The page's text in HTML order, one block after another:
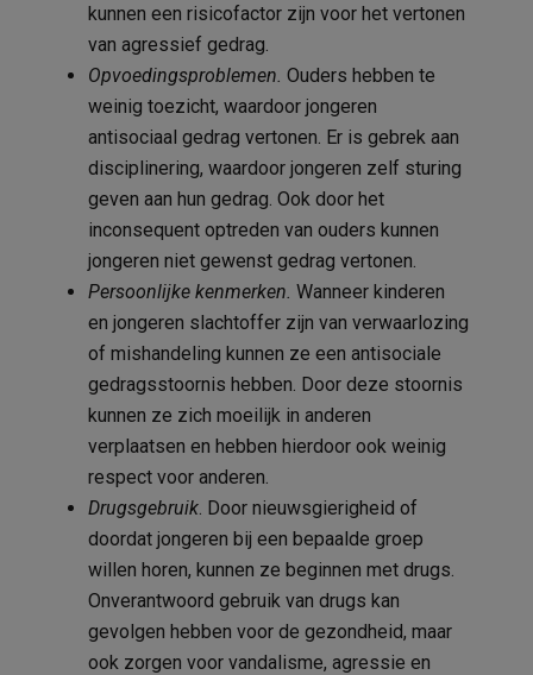
kunnen een risicofactor zijn voor het vertonen
van agressief gedrag.
Opvoedingsproblemen. Ouders hebben te
weinig toezicht, waardoor jongeren
antisociaal gedrag vertonen. Er is gebrek aan
disciplinering, waardoor jongeren zelf sturing
geven aan hun gedrag. Ook door het
inconsequent optreden van ouders kunnen
jongeren niet gewenst gedrag vertonen.
Persoonlijke kenmerken. Wanneer kinderen
en jongeren slachtoffer zijn van verwaarlozing
of mishandeling kunnen ze een antisociale
gedragsstoornis hebben. Door deze stoornis
kunnen ze zich moeilijk in anderen
verplaatsen en hebben hierdoor ook weinig
respect voor anderen.
Drugsgebruik . Door nieuwsgierigheid of
doordat jongeren bij een bepaalde groep
willen horen, kunnen ze beginnen met drugs.
Onverantwoord gebruik van drugs kan
gevolgen hebben voor de gezondheid, maar
ook zorgen voor vandalisme, agressie en